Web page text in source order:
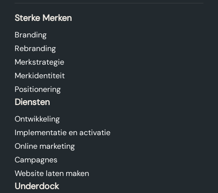
Stuur een appje
Laat een bericht achter
Sterke Merken
Branding
Rebranding
Merkstrategie
Merkidentiteit
Positionering
Diensten
Ontwikkeling
Implementatie en activatie
Online marketing
Campagnes
Website laten maken
Underdock